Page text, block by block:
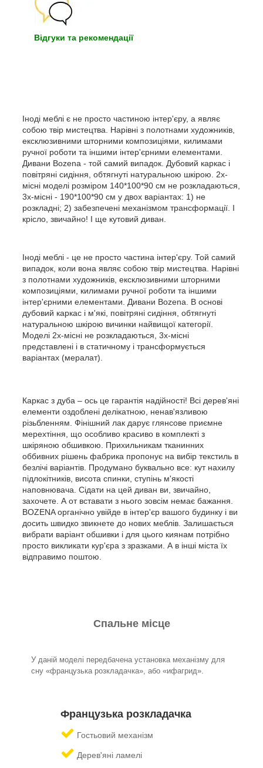
Відгуки та рекомендації
Іноді меблі є не просто частиною інтер'єру, а являє
собою твір мистецтва. Нарівні з полотнами художників,
ексклюзивними шторними композиціями, килимами
ручної роботи та іншими інтер'єрними елементами.
Дивани Bozena - той самий випадок. Дубовий каркас і
повітряні сидіння, обтягнуті натуральною шкірою. 2х-
місні моделі розміром 140*100*90 см не розкладаються,
3х-місні - 190*100*90 см у двох варіантах: 1) не
розкладні; 2) забезпечені механізмом трансформації. І
крісло, звичайно! І ще кутовий диван.
Іноді меблі - це не просто частина інтер'єру. Той самий
випадок, коли вона являє собою твір мистецтва. Нарівні
з полотнами художників, ексклюзивними шторними
композиціями, килимами ручної роботи та іншими
інтер'єрними елементами. Дивани Bozena. В основі
дубовий каркас і м'які, повітряні сидіння, обтягнуті
натуральною шкірою вичинки найвищої категорії.
Моделі 2х-місні не розкладаються, 3х-місні
представлені і в статичному і трансформується
варіантах (мералат).
Каркас з дуба – ось це гарантія надійності! Всі дерев'яні
елементи оздоблені делікатною, ненав'язливою
різьбленням. Фінішний лак дарує глянсове приємне
мерехтіння, що особливо красиво в комплекті з
шкіряною обшивкою. Прихильникам тканинних
оббивних рішень фабрика пропонує на вибір текстиль в
безлічі варіантів. Продумано буквально все: кут нахилу
підлокітників, висота спинки, ступінь м'якості
наповнювача. Сідати на цей диван ви, звичайно,
захочете. А от вставати з нього зовсім немає бажання.
BOZENA органічно увійде в інтер'єр вашого будинку і ви
досить швидко звикнете до нових меблів. Залишається
вибрати варіант обшивки і для цього киянам потрібно
просто викликати кур'єра з зразками. А в інші міста їх
відправимо поштою.
Спальне місце
У даній моделі передбачена установка механізму для
сну «французька розкладачка», або «ифагрид».
Французька розкладачка
Гостьовий механізм
Дерев'яні ламелі